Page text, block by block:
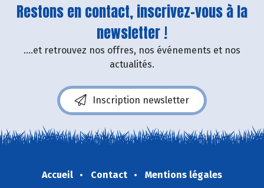
Restons en contact, inscrivez-vous à la
newsletter !
....et retrouvez nos offres, nos événements et nos
actualités.
Inscription newsletter
Accueil Contact
Mentions légales